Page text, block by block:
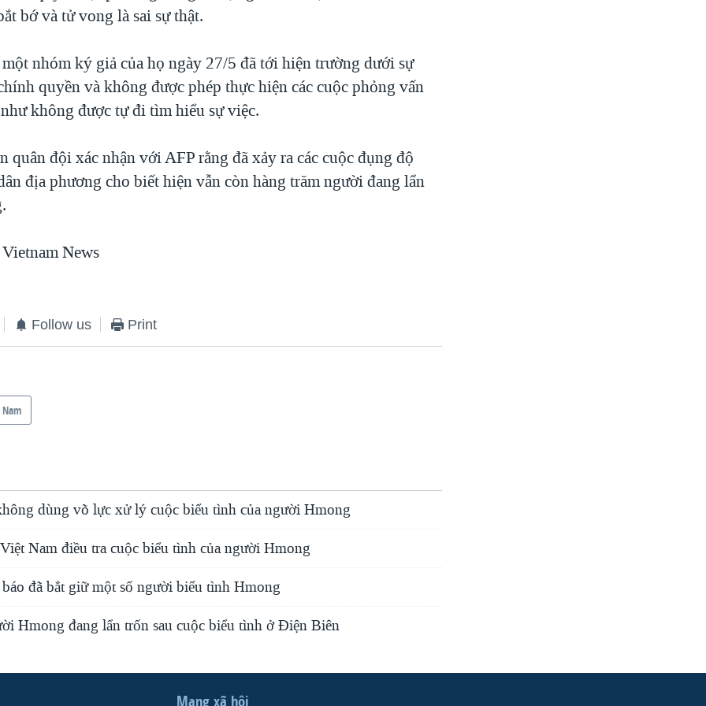
bớ và tử vong là sai sự thật.
nhóm ký giả của họ ngày 27/5 đã tới hiện trường dưới sự
quyền và không được phép thực hiện các cuộc phỏng vấn
không được tự đi tìm hiểu sự việc.
quân đội xác nhận với AFP rằng đã xảy ra các cuộc đụng độ
địa phương cho biết hiện vẫn còn hàng trăm người đang lẩn
News
Follow us Print
dùng võ lực xử lý cuộc biểu tình của người Hmong
Nam điều tra cuộc biểu tình của người Hmong
đã bắt giữ một số người biểu tình Hmong
Hmong đang lẩn trốn sau cuộc biểu tình ở Điện Biên
Mạng xã hội